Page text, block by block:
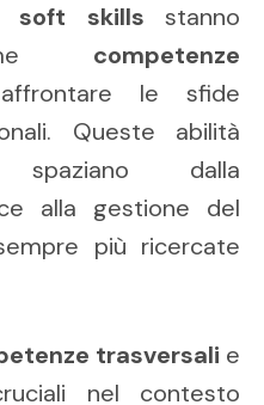
soft skills stanno
competenze
le sfide
Queste abilità
dalla
alla gestione del
più ricercate
trasversali e
nel contesto